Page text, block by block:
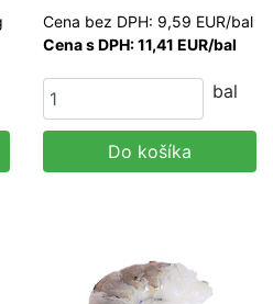
Cena bez DPH: 9,59 EUR/bal
Cena s DPH: 11,41 EUR/bal
bal
Do košíka